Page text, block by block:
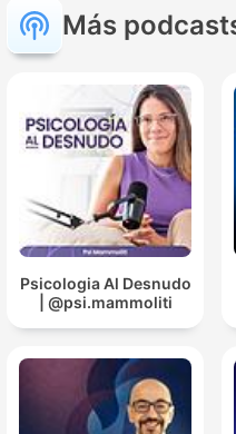
Más
Psicologia Al Desnudo
| @psi.mammoliti